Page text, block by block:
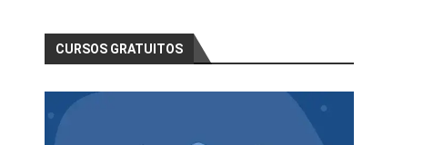
CURSOS GRATUITOS